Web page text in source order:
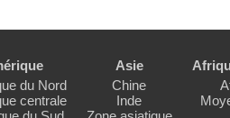
du Nord
centrale
Asie
Chine
Inde